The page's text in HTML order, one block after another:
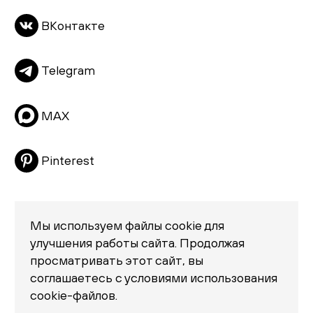
Пуфы и банкетки
Подушки
Матрасы
Распродажа
ВКонтакте
Telegram
MAX
Pinterest
Политика конфиденциальности
© 2026 «Creatica»
проезд Новодевичий, дом 2, помещение 2/1
Мы используем файлы cookie для
улучшения работы сайта. Продолжая
просматривать этот сайт, вы
соглашаетесь с условиями использования
cookie-файлов.